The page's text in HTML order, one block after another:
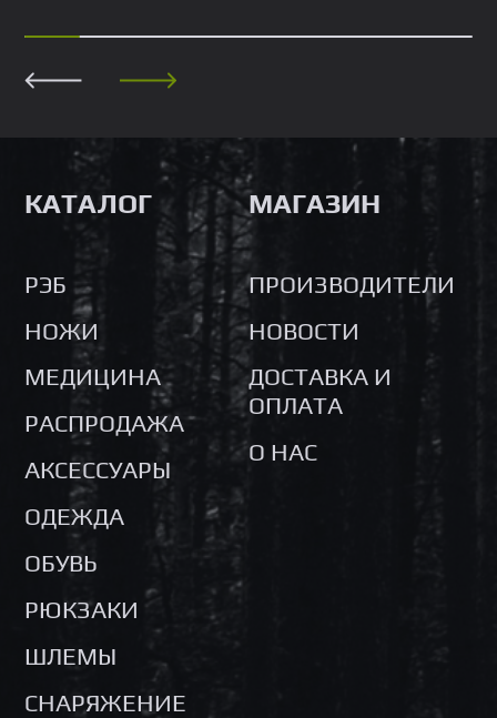
КАТАЛОГ
РЭБ
НОЖИ
МЕДИЦИНА
РАСПРОДАЖА
АКСЕССУАРЫ
ОДЕЖДА
ОБУВЬ
РЮКЗАКИ
ШЛЕМЫ
СНАРЯЖЕНИЕ
МАГАЗИН
ПРОИЗВОДИТЕЛИ
НОВОСТИ
ДОСТАВКА И
ОПЛАТА
О НАС